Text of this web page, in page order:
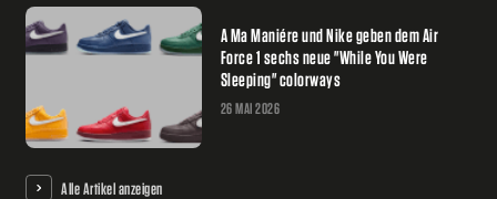
A Ma Maniére und Nike geben dem Air
Force 1 sechs neue "While You Were
Sleeping" colorways
26 MAI 2026
Alle Artikel anzeigen